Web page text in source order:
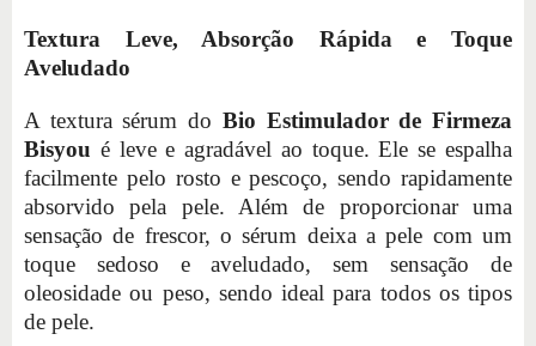
Textura Leve, Absorção Rápida e Toque
Aveludado
A textura sérum do Bio Estimulador de Firmeza
Bisyou é leve e agradável ao toque. Ele se espalha
facilmente pelo rosto e pescoço, sendo rapidamente
absorvido pela pele. Além de proporcionar uma
sensação de frescor, o sérum deixa a pele com um
toque sedoso e aveludado, sem sensação de
oleosidade ou peso, sendo ideal para todos os tipos
de pele.